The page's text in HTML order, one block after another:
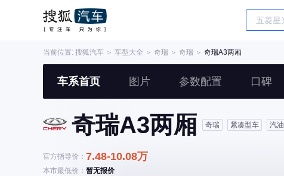
当前位置: 搜狐汽车 ＞ 车型大全 ＞ 奇瑞 ＞ 奇瑞 ＞ 奇瑞A3两厢
车系首页 图片 参数配置 口碑
奇瑞A3两厢 奇瑞 紧凑型车 汽油
官方指导价： 7.48-10.08万
本市最低价： 暂无报价